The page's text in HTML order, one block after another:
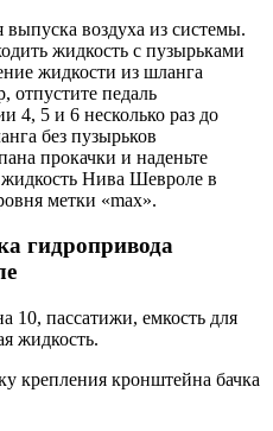
воздуха из системы.
жидкость с пузырьками
жидкости из шланга
отпустите педаль
4, 5 и 6 несколько раз до
без пузырьков
прокачки и наденьте
Нива Шевроле в
метки «max».
гидропривода
10, пассатижи, емкость для
жидкость.
крепления кронштейна бачка